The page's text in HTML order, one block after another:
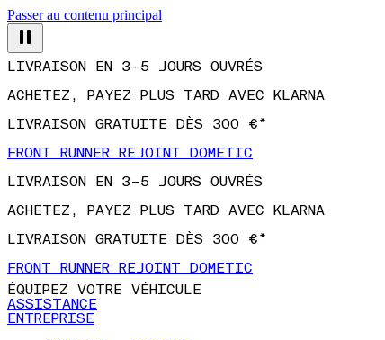
Passer au contenu principal
LIVRAISON EN 3–5 JOURS OUVRÉS
ACHETEZ, PAYEZ PLUS TARD AVEC KLARNA
LIVRAISON GRATUITE DÈS 300 €*
FRONT RUNNER REJOINT DOMETIC
LIVRAISON EN 3–5 JOURS OUVRÉS
ACHETEZ, PAYEZ PLUS TARD AVEC KLARNA
LIVRAISON GRATUITE DÈS 300 €*
FRONT RUNNER REJOINT DOMETIC
ÉQUIPEZ VOTRE VÉHICULE
ASSISTANCE
ENTREPRISE